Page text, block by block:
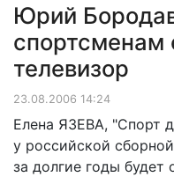
Юрий
спортсменам
телевизор
23.08.2006 14:24
Елена ЯЗЕВА, "Спорт
у российской
за долгие годы будет